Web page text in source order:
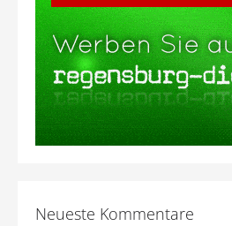
Neueste Kommentare